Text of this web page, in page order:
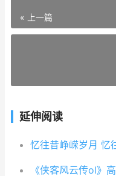
« 上一篇
延伸阅读
忆往昔峥嵘岁月 忆
《侠客风云传ol》